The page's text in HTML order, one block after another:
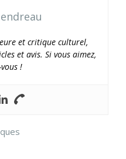
et critique culturel,
et avis. Si vous aimez,
!